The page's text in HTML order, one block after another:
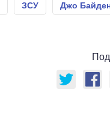
ЗСУ Джо